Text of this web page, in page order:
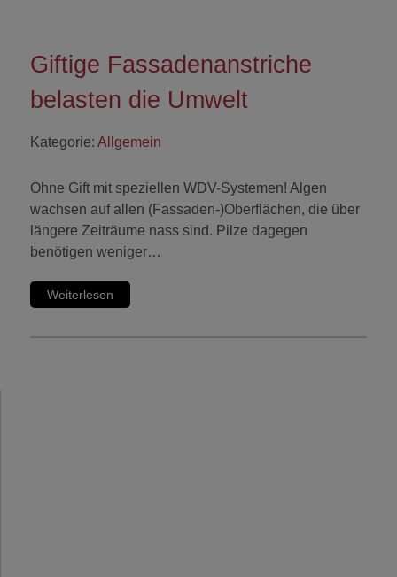
Giftige Fassadenanstriche
belasten die Umwelt
Kategorie: Allgemein
Ohne Gift mit speziellen WDV-Systemen! Algen
wachsen auf allen (Fassaden-)Oberflächen, die über
längere Zeiträume nass sind. Pilze dagegen
benötigen weniger…
Weiterlesen